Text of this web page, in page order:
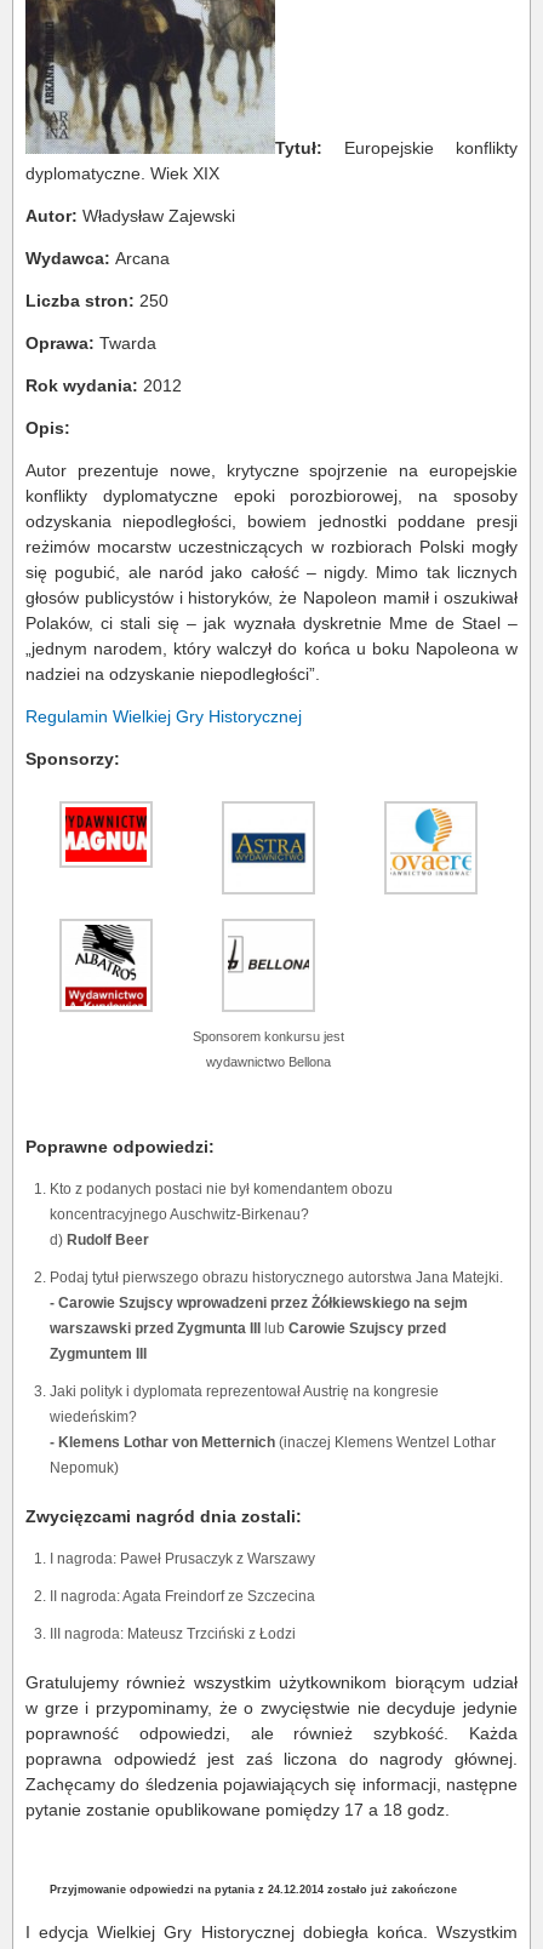
Tytuł: Europejskie konflikty
dyplomatyczne. Wiek XIX
Autor: Władysław Zajewski
Wydawca: Arcana
Liczba stron: 250
Oprawa: Twarda
Rok wydania: 2012
Opis:
Autor prezentuje nowe, krytyczne spojrzenie na europejskie
konflikty dyplomatyczne epoki porozbiorowej, na sposoby
odzyskania niepodległości, bowiem jednostki poddane presji
reżimów mocarstw uczestniczących w rozbiorach Polski mogły
się pogubić, ale naród jako całość – nigdy. Mimo tak licznych
głosów publicystów i historyków, że Napoleon mamił i oszukiwał
Polaków, ci stali się – jak wyznała dyskretnie Mme de Stael –
„jednym narodem, który walczył do końca u boku Napoleona w
nadziei na odzyskanie niepodległości”.
Regulamin Wielkiej Gry Historycznej
Sponsorzy:
Sponsorem konkursu jest
wydawnictwo Bellona
Poprawne odpowiedzi:
Kto z podanych postaci nie był komendantem obozu
koncentracyjnego Auschwitz-Birkenau?
d) Rudolf Beer
Podaj tytuł pierwszego obrazu historycznego autorstwa Jana Matejki.
- Carowie Szujscy wprowadzeni przez Żółkiewskiego na sejm
warszawski przed Zygmunta III
lub Carowie Szujscy przed
Zygmuntem III
Jaki polityk i dyplomata reprezentował Austrię na kongresie
wiedeńskim?
- Klemens Lothar von Metternich (inaczej Klemens Wentzel Lothar
Nepomuk)
Zwycięzcami nagród dnia zostali:
I nagroda: Paweł Prusaczyk z Warszawy
II nagroda: Agata Freindorf ze Szczecina
III nagroda: Mateusz Trzciński z Łodzi
Gratulujemy również wszystkim użytkownikom biorącym udział
w grze i przypominamy, że o zwycięstwie nie decyduje jedynie
poprawność odpowiedzi, ale również szybkość. Każda
poprawna odpowiedź jest zaś liczona do nagrody głównej.
Zachęcamy do śledzenia pojawiających się informacji, następne
pytanie zostanie opublikowane pomiędzy 17 a 18 godz.
Przyjmowanie odpowiedzi na pytania z 24.12.2014 zostało już zakończone
I edycja Wielkiej Gry Historycznej dobiegła końca. Wszystkim